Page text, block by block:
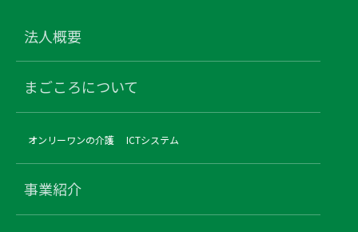
法人概要
まごころについて
オンリーワンの介護 ICTシステム
事業紹介